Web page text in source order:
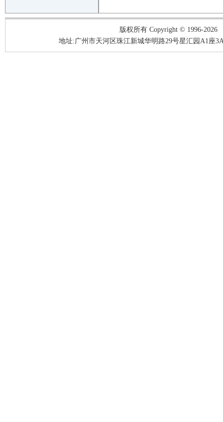
版权所有 Copyright © 1996-2026
地址:广州市天河区珠江新城华明路29号星汇园A1座